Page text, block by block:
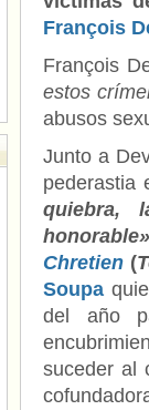
François
François
estos
abusos
Junto a
pederastia
quiebra,
Chretien (
Soupa
del año
suceder al